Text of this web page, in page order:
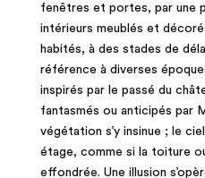
fenêtres et portes, par une
intérieurs meublés et
habités, à des stades de
référence à diverses
inspirés par le passé du
fantasmés ou anticipés par
végétation s’y insinue ; le
étage, comme si la toiture
effondrée. Une illusion